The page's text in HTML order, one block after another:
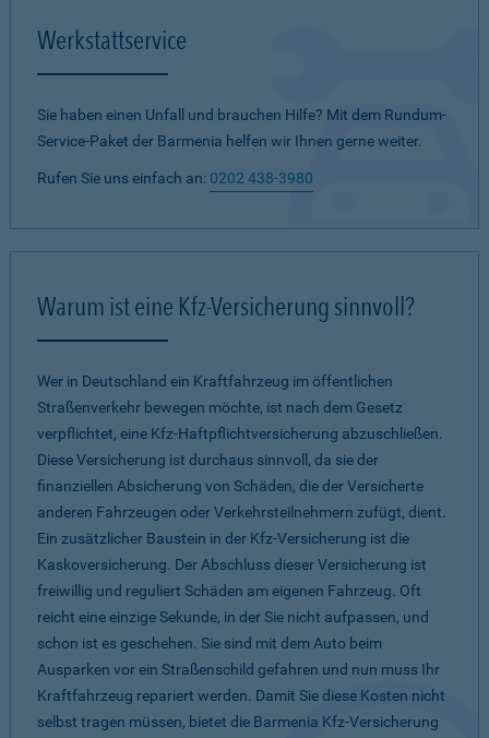
Werkstattservice
Sie haben einen Unfall und brauchen Hilfe? Mit dem Rundum-
Service-Paket der Barmenia helfen wir Ihnen gerne weiter.
Rufen Sie uns einfach an: 0202 438-3980
Warum ist eine Kfz-Versicherung sinnvoll?
Wer in Deutschland ein Kraftfahrzeug im öffentlichen
Straßenverkehr bewegen möchte, ist nach dem Gesetz
verpflichtet, eine Kfz-Haftpflichtversicherung abzuschließen.
Diese Versicherung ist durchaus sinnvoll, da sie der
finanziellen Absicherung von Schäden, die der Versicherte
anderen Fahrzeugen oder Verkehrsteilnehmern zufügt, dient.
Ein zusätzlicher Baustein in der Kfz-Versicherung ist die
Kaskoversicherung. Der Abschluss dieser Versicherung ist
freiwillig und reguliert Schäden am eigenen Fahrzeug. Oft
reicht eine einzige Sekunde, in der Sie nicht aufpassen, und
schon ist es geschehen. Sie sind mit dem Auto beim
Ausparken vor ein Straßenschild gefahren und nun muss Ihr
Kraftfahrzeug repariert werden. Damit Sie diese Kosten nicht
selbst tragen müssen, bietet die Barmenia Kfz-Versicherung